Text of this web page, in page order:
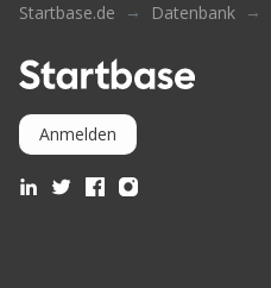
Startbase.de Datenbank
Anmelden